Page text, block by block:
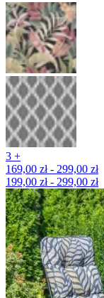
3 +
169,00 zł - 299,00 zł
199,00 zł - 299,00 zł